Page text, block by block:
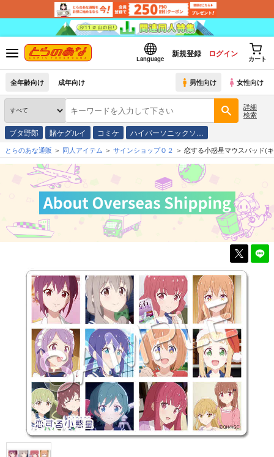
Language
新規登録 ログイン
カート
全年齢向け 成年向け 男性向け 女性向け
詳細
検索
ブタ野郎 賭ケグルイ コミケ ハイパーソニックソ…
とらのあな通販 同人アイテム サインショップＯ２ 恋する小惑星マウスパッド(